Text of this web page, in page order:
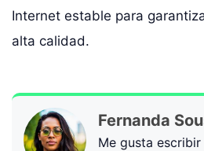
Internet estable para
alta calidad.
Fernanda
Me gusta